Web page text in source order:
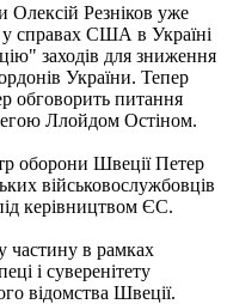
Резніков уже
справах США в Україні
заходів для зниження
України. Тепер
обговорить питання
Ллойдом Остіном.
оборони Швеції Петер
військовослужбовців
керівництвом ЄС.
частину в рамках
і суверенітету
відомства Швеції.